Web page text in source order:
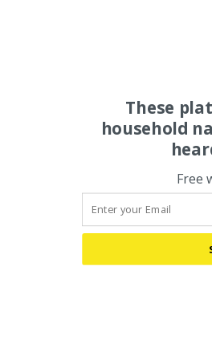
These
household
Free